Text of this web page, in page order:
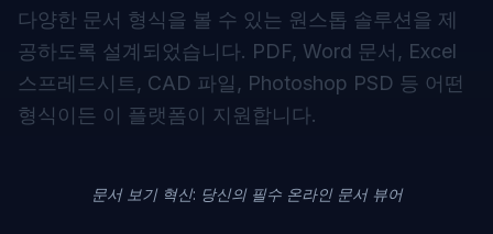
다양한 문서 형식을 볼 수 있는 원스톱 솔루션을 제
공하도록 설계되었습니다. PDF, Word 문서, Excel
스프레드시트, CAD 파일, Photoshop PSD 등 어떤
형식이든 이 플랫폼이 지원합니다.
문서 보기 혁신: 당신의 필수 온라인 문서 뷰어